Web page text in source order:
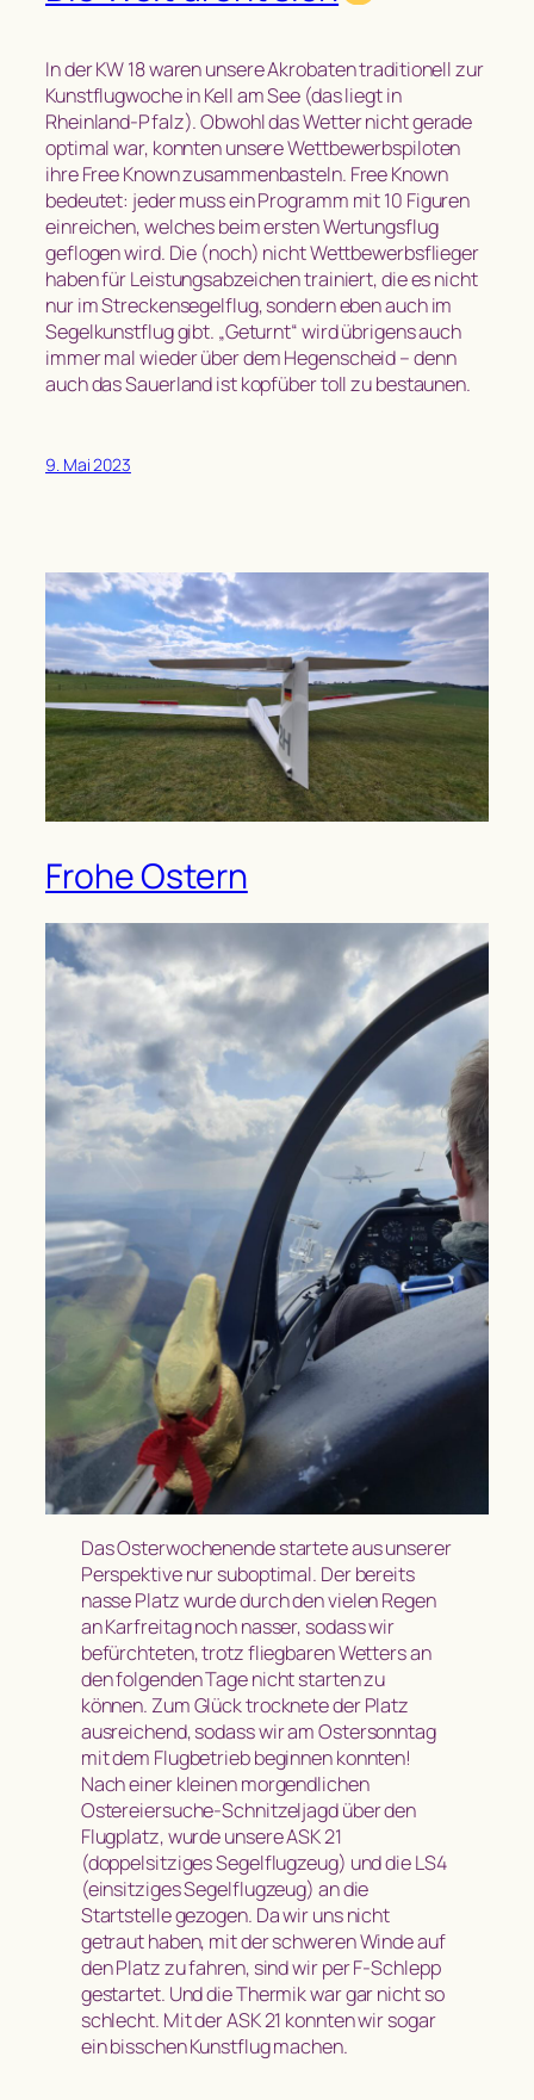
In der KW 18 waren unsere Akrobaten traditionell zur
Kunstflugwoche in Kell am See (das liegt in
Rheinland-Pfalz). Obwohl das Wetter nicht gerade
optimal war, konnten unsere Wettbewerbspiloten
ihre Free Known zusammenbasteln. Free Known
bedeutet: jeder muss ein Programm mit 10 Figuren
einreichen, welches beim ersten Wertungsflug
geflogen wird. Die (noch) nicht Wettbewerbsflieger
haben für Leistungsabzeichen trainiert, die es nicht
nur im Streckensegelflug, sondern eben auch im
Segelkunstflug gibt. „Geturnt“ wird übrigens auch
immer mal wieder über dem Hegenscheid – denn
auch das Sauerland ist kopfüber toll zu bestaunen.
9. Mai 2023
Frohe Ostern
Das Osterwochenende startete aus unserer
Perspektive nur suboptimal. Der bereits
nasse Platz wurde durch den vielen Regen
an Karfreitag noch nasser, sodass wir
befürchteten, trotz fliegbaren Wetters an
den folgenden Tage nicht starten zu
können. Zum Glück trocknete der Platz
ausreichend, sodass wir am Ostersonntag
mit dem Flugbetrieb beginnen konnten!
Nach einer kleinen morgendlichen
Ostereiersuche-Schnitzeljagd über den
Flugplatz, wurde unsere ASK 21
(doppelsitziges Segelflugzeug) und die LS4
(einsitziges Segelflugzeug) an die
Startstelle gezogen. Da wir uns nicht
getraut haben, mit der schweren Winde auf
den Platz zu fahren, sind wir per F-Schlepp
gestartet. Und die Thermik war gar nicht so
schlecht. Mit der ASK 21 konnten wir sogar
ein bisschen Kunstflug machen.